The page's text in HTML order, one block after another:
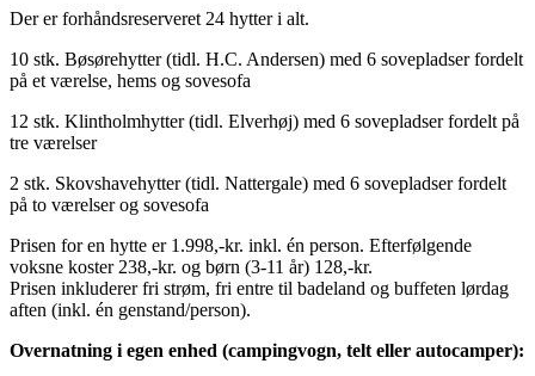
Der er forhåndsreserveret 24 hytter i alt.
10 stk. Bøsørehytter (tidl. H.C. Andersen) med 6 sovepladser fordelt
på et værelse, hems og sovesofa
12 stk. Klintholmhytter (tidl. Elverhøj) med 6 sovepladser fordelt på
tre værelser
2 stk. Skovshavehytter (tidl. Nattergale) med 6 sovepladser fordelt
på to værelser og sovesofa
Prisen for en hytte er 1.998,-kr. inkl. én person. Efterfølgende
voksne koster 238,-kr. og børn (3-11 år) 128,-kr.
Prisen inkluderer fri strøm, fri entre til badeland og buffeten lørdag
aften (inkl. én genstand/person).
Overnatning i egen enhed (campingvogn, telt eller autocamper):